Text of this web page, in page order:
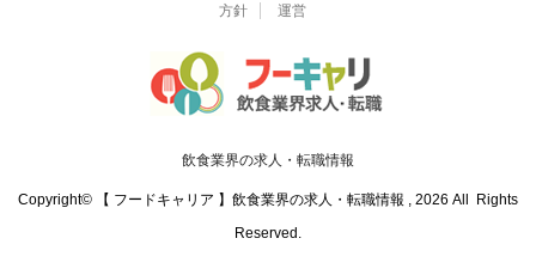
方針
運営
飲食業界の求人・転職情報
Copyright© 【 フードキャリア 】飲食業界の求人・転職情報 , 2026 All Rights
Reserved.